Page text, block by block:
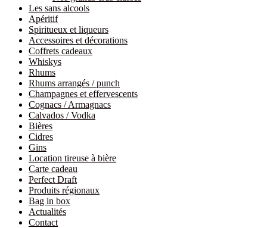
Les sans alcools
Apéritif
Spiritueux et liqueurs
Accessoires et décorations
Coffrets cadeaux
Whiskys
Rhums
Rhums arrangés / punch
Champagnes et effervescents
Cognacs / Armagnacs
Calvados / Vodka
Bières
Cidres
Gins
Location tireuse à bière
Carte cadeau
Perfect Draft
Produits régionaux
Bag in box
Actualités
Contact